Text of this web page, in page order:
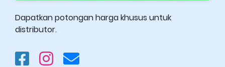
Dapatkan potongan harga khusus untuk
distributor.